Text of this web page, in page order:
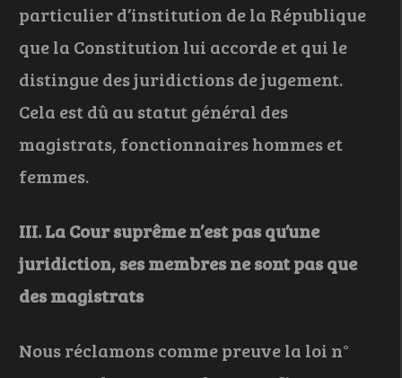
particulier d’institution de la République
que la Constitution lui accorde et qui le
distingue des juridictions de jugement.
Cela est dû au statut général des
magistrats, fonctionnaires hommes et
femmes.
III. La Cour suprême n’est pas qu’une
juridiction, ses membres ne sont pas que
des magistrats
Nous réclamons comme preuve la loi n°